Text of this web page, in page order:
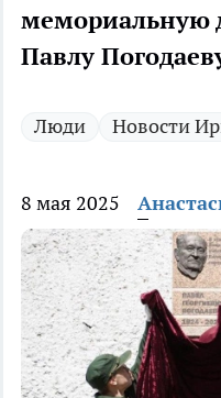
мемориальную
Павлу
Люди Новости
8 мая 2025